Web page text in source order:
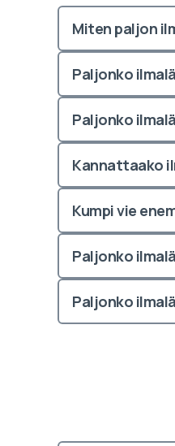
Miten paljon
Paljonko
Paljonko
Kannattaako
Kumpi vie
Paljonko
Paljonko